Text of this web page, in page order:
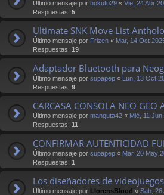
Último mensaje por hokuto29 « Vie, 24 Abr
Respuestas: 5
Ultimate SNK Move List
Último mensaje por Frizen « Mar, 14 Oct
Respuestas: 19
Adaptador Bluetooth para
Último mensaje por supapep « Lun, 13 Oct
Respuestas: 9
CARCASA CONSOLA NEO GEO
Último mensaje por manguta42 « Mié, 11
Respuestas: 11
CONFIRMAR AUTENTICIDAD
Último mensaje por supapep « Mar, 20 May
Respuestas: 1
Los diseñadores de
Último mensaje por LlorensBlood « Sab, 26